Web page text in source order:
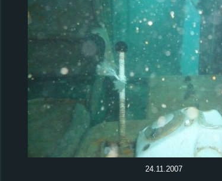
24.11.2007